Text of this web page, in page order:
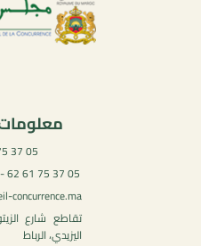
05 37 75 28 10
05 37 75 61 62 - 05 37 75 88 53
concurrence.ma
تقاطع شارع
اليزيدي، الرباط